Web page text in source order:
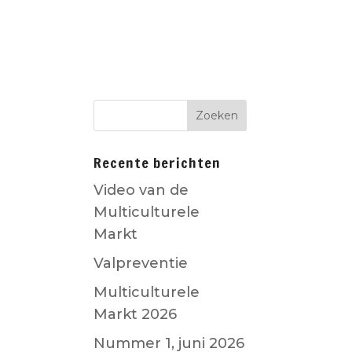
Recente berichten
Video van de
Multiculturele
Markt
Valpreventie
Multiculturele
Markt 2026
Nummer 1, juni 2026